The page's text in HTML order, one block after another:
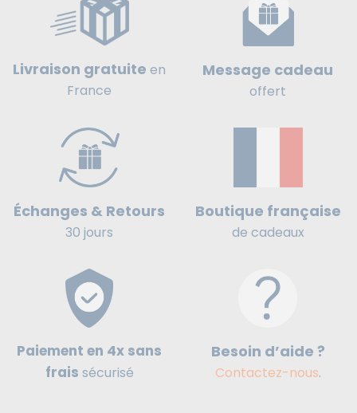
Livraison gratuite en
France
Message cadeau
offert
Échanges & Retours
30 jours
Boutique française
de cadeaux
Paiement en 4x sans
frais sécurisé
Besoin d’aide ?
Contactez-nous.